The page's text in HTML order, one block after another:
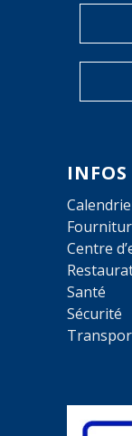
Centre
Santé
Sécurité